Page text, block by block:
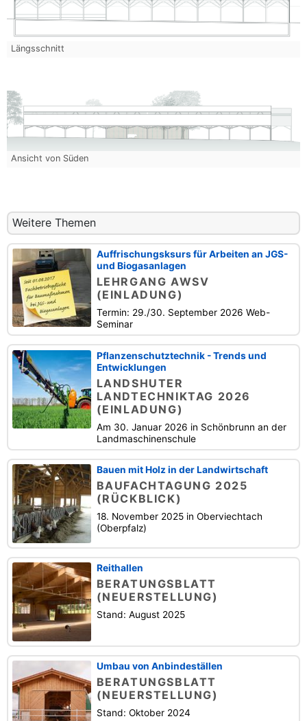
Längsschnitt
Ansicht von Süden
Weitere Themen
Auffrischungsksurs für Arbeiten an JGS-
und Biogasanlagen
LEHRGANG AWSV
(EINLADUNG)
Termin: 29./30. September 2026 Web-
Seminar
Pflanzenschutztechnik - Trends und
Entwicklungen
LANDSHUTER
LANDTECHNIKTAG 2026
(EINLADUNG)
Am 30. Januar 2026 in Schönbrunn an der
Landmaschinenschule
Bauen mit Holz in der Landwirtschaft
BAUFACHTAGUNG 2025
(RÜCKBLICK)
18. November 2025 in Oberviechtach
(Oberpfalz)
Reithallen
BERATUNGSBLATT
(NEUERSTELLUNG)
Stand: August 2025
Umbau von Anbindeställen
BERATUNGSBLATT
(NEUERSTELLUNG)
Stand: Oktober 2024